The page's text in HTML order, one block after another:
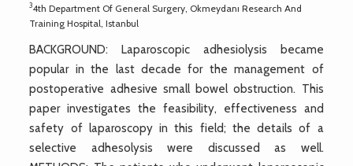
34th Department Of General Surgery, Okmeydanı Research And
Training Hospital, Istanbul
BACKGROUND: Laparoscopic adhesiolysis became
popular in the last decade for the management of
postoperative adhesive small bowel obstruction. This
paper investigates the feasibility, effectiveness and
safety of laparoscopy in this field; the details of a
selective adhesolysis were discussed as well.